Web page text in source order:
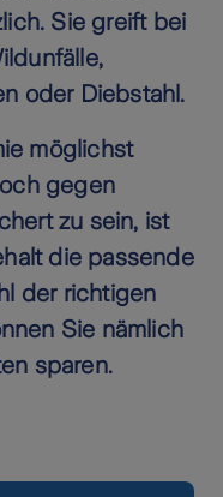
Sie greift bei
oder Diebstahl.
möglichst
gegen
zu sein, ist
die passende
der richtigen
Sie nämlich
sparen.